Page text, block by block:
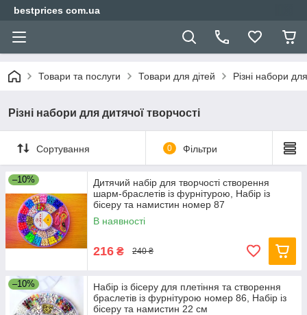
bestprices com.ua
Товари та послуги Товари для дітей Різні набори
Різні набори для дитячої творчості
Сортування 0 Фільтри
–10%
Дитячий набір для творчості створення
шарм-браслетів із фурнітурою, Набір із
бісеру та намистин номер 87
В наявності
216 ₴ 240 ₴
–10%
Набір із бісеру для плетіння та створення
браслетів із фурнітурою номер 86, Набір із
бісеру та намистин 22 см